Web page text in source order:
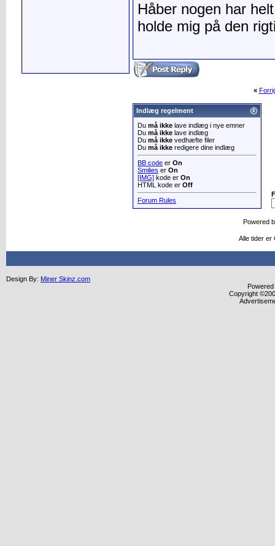
Håber nogen har
holde mig på den
«
Indlæg regelment
Du må ikke lave indlæg i nye emner
Du må ikke lave indlæg
Du må ikke vedhæfte filer
Du må ikke redigere dine indlæg
BB code er On
Smilies er On
[IMG] kode er On
HTML kode er Off
Forum Rules
Powered
Alle tider er
Design By: Miner Skinz.com
Copyright